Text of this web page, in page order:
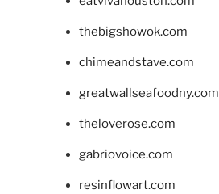
thebigshowok.com
chimeandstave.com
greatwallseafoodny.com
theloverose.com
gabriovoice.com
resinflowart.com